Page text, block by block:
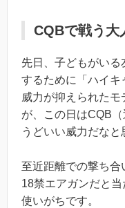
CQBで戦う大
先日、子どもがい
するために「ハイキ
威力が抑えられた
が、この日はCQB
うどいい威力だなと
至近距離での撃ち合
18禁エアガンだと
使いがちです。